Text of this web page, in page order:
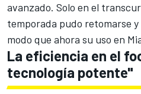
avanzado. Solo en el
temporada pudo retomarse
modo que ahora su uso en
La eficiencia en el
tecnología potente"